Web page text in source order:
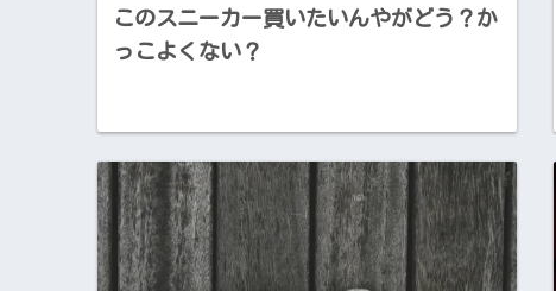
このスニーカー買いたいんやがどう？か
っこよくない？